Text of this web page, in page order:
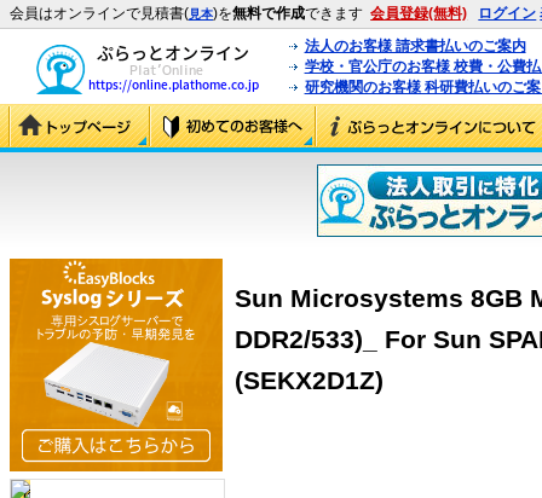
会員はオンラインで見積書(見本)を無料で作成できます 会員登録(無料) ログイン
法人のお客様 請求書払いのご案内
学校・官公庁のお客様 校費・公費
研究機関のお客様 科研費払いのご
Sun Microsystems 8GB
DDR2/533)_ For Sun
(SEKX2D1Z)